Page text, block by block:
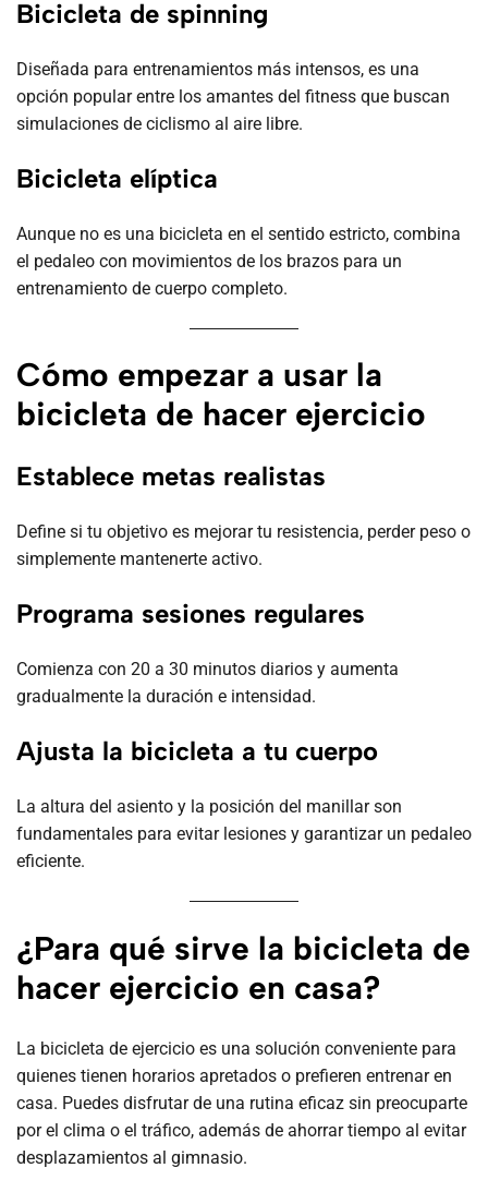
Bicicleta de spinning
Diseñada para entrenamientos más intensos, es una
opción popular entre los amantes del fitness que buscan
simulaciones de ciclismo al aire libre.
Bicicleta elíptica
Aunque no es una bicicleta en el sentido estricto, combina
el pedaleo con movimientos de los brazos para un
entrenamiento de cuerpo completo.
Cómo empezar a usar la
bicicleta de hacer ejercicio
Establece metas realistas
Define si tu objetivo es mejorar tu resistencia, perder peso o
simplemente mantenerte activo.
Programa sesiones regulares
Comienza con 20 a 30 minutos diarios y aumenta
gradualmente la duración e intensidad.
Ajusta la bicicleta a tu cuerpo
La altura del asiento y la posición del manillar son
fundamentales para evitar lesiones y garantizar un pedaleo
eficiente.
¿Para qué sirve la bicicleta de
hacer ejercicio en casa?
La bicicleta de ejercicio es una solución conveniente para
quienes tienen horarios apretados o prefieren entrenar en
casa. Puedes disfrutar de una rutina eficaz sin preocuparte
por el clima o el tráfico, además de ahorrar tiempo al evitar
desplazamientos al gimnasio.